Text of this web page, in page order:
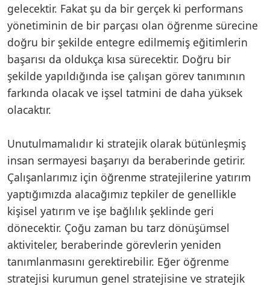
gelecektir. Fakat şu da bir gerçek ki performans
yönetiminin de bir parçası olan öğrenme sürecine
doğru bir şekilde entegre edilmemiş eğitimlerin
başarısı da oldukça kısa sürecektir. Doğru bir
şekilde yapıldığında ise çalışan görev tanımının
farkında olacak ve işsel tatmini de daha yüksek
olacaktır.
Unutulmamalıdır ki stratejik olarak bütünleşmiş
insan sermayesi başarıyı da beraberinde getirir.
Çalışanlarımız için öğrenme stratejilerine yatırım
yaptığımızda alacağımız tepkiler de genellikle
kişisel yatırım ve işe bağlılık şeklinde geri
dönecektir. Çoğu zaman bu tarz dönüşümsel
aktiviteler, beraberinde görevlerin yeniden
tanımlanmasını gerektirebilir. Eğer öğrenme
stratejisi kurumun genel stratejisine ve stratejik